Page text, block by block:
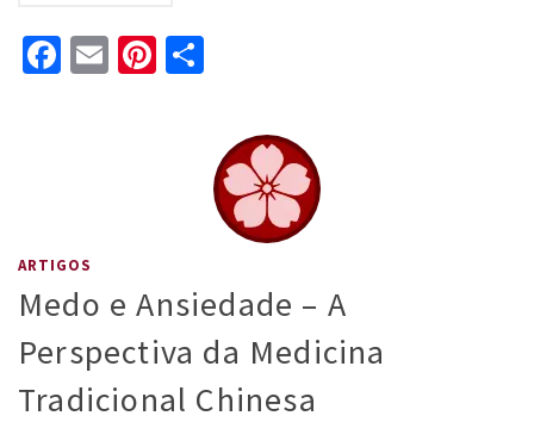
Facebook
EmailPinterest
ARTIGOS
Medo e Ansiedade – A
Perspectiva da Medicina
Tradicional Chinesa